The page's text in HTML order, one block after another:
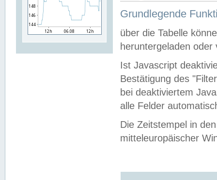
Grundlegende
über die Tabelle
heruntergeladen oder
Ist Javascript
Bestätigung des
bei deaktiviertem
alle Felder
Die Zeitstempel in
mitteleuropäischer